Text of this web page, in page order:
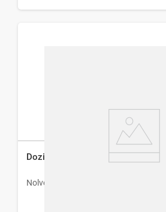
Dozic 1 g x 20 Comprimidos
Nolver